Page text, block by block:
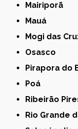
Mairiporã
Mauá
Mogi das
Osasco
Pirapora do
Poá
Ribeirão
Rio Grande